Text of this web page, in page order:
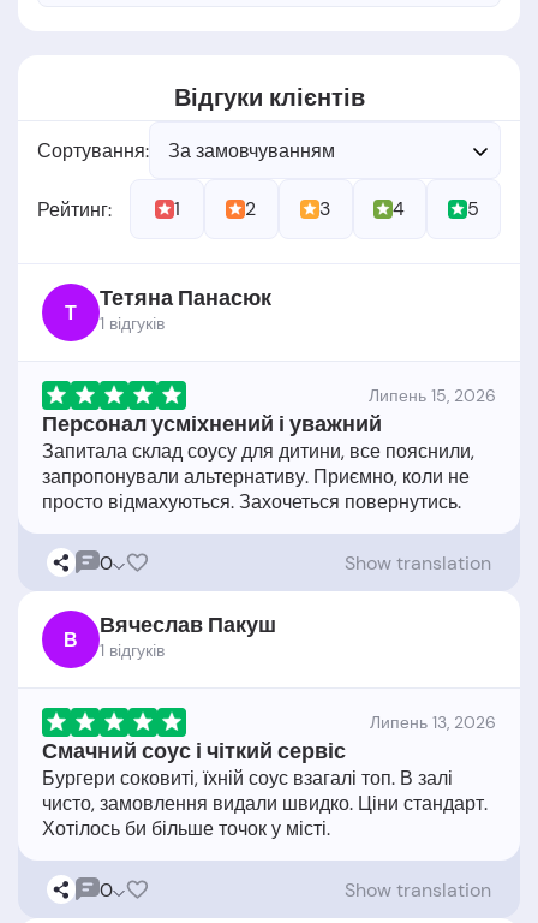
Відгуки клієнтів
Сортування: За замовчуванням
Рейтинг: 1 2 3 4 5
Т Тетяна Панасюк
1 відгукiв
Липень 15, 2026
Персонал усміхнений і уважний
Запитала склад соусу для дитини, все пояснили,
запропонували альтернативу. Приємно, коли не
0 Show translation
В Вячеслав Пакуш
1 відгукiв
Липень 13, 2026
Смачний соус і чіткий сервіс
Бургери соковиті, їхній соус взагалі топ. В залі
чисто, замовлення видали швидко. Ціни стандарт.
0 Show translation